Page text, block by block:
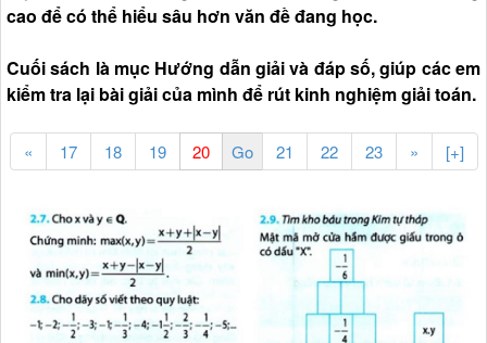
cao để có thể hiểu sâu hơn văn đề đang học.
Cuối sách là mục Hướng dẫn giải và đáp số, giúp các em
kiểm tra lại bài giải của mình để rút kinh nghiệm giải toán.
« 17 18 19 21 22 23 » [+]